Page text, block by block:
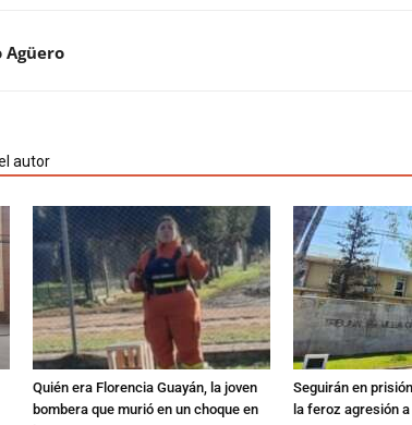
Agüero
autor
Quién era Florencia Guayán, la joven
bombera que murió en un choque en
Seguirán en
la feroz agresión